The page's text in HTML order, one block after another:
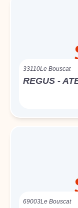
33110Le Bouscat
REGUS -
69003Le Bouscat